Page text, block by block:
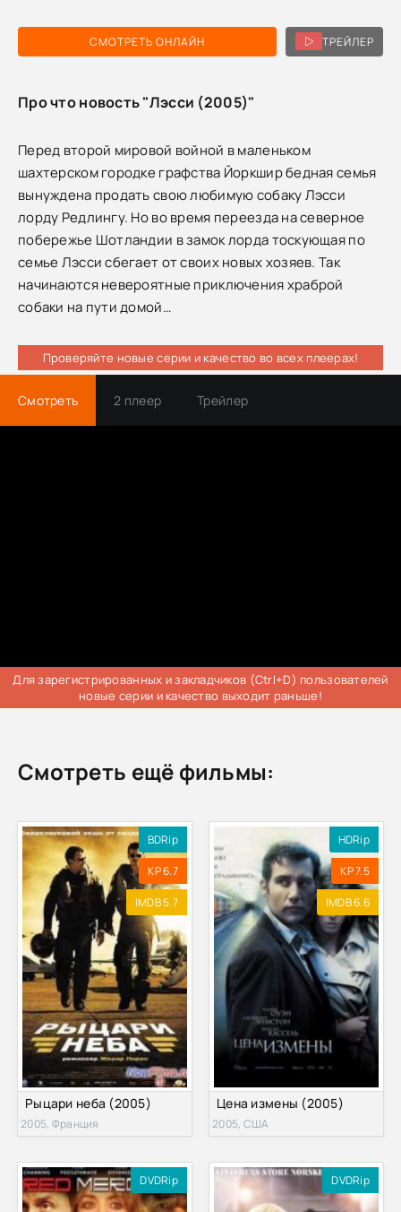
СМОТРЕТЬ ОНЛАЙН ТРЕЙЛЕР
Про что новость "Лэсси (2005)"
Перед второй мировой войной в маленьком
шахтерском городке графства Йоркшир бедная семья
вынуждена продать свою любимую собаку Лэсси
лорду Редлингу. Но во время переезда на северное
побережье Шотландии в замок лорда тоскующая по
семье Лэсси сбегает от своих новых хозяев. Так
начинаются невероятные приключения храброй
собаки на пути домой…
Проверяйте новые серии и качество во всех плеерах!
Смотреть 2 плеер Трейлер
Для зарегистрированных и закладчиков (Ctrl+D) пользователей
новые серии и качество выходит раньше!
Смотреть ещё фильмы:
BDRip
KP 6.7
IMDB 5.7
Рыцари неба (2005)
2005, Франция
HDRip
KP 7.5
IMDB 6.6
Цена измены (2005)
2005, США
DVDRip DVDRip